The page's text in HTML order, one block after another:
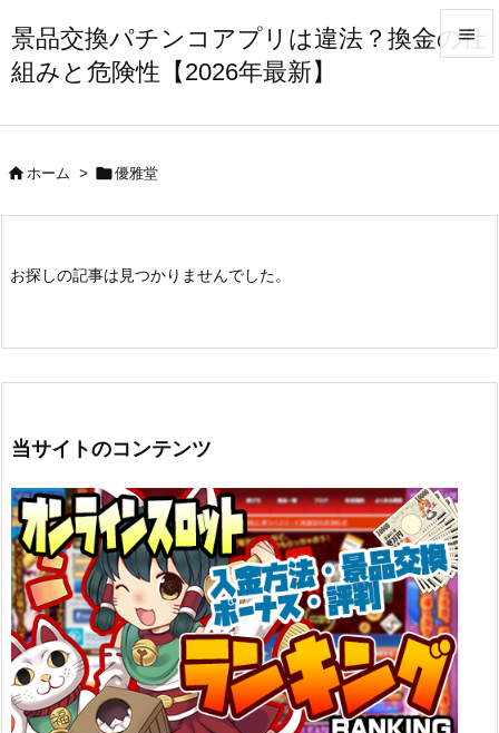
景品交換パチンコアプリは違法？換金の仕
組みと危険性【2026年最新】

前へ
ホーム > 優雅堂
お探しの記事は見つかりませんでした。
当サイトのコンテンツ